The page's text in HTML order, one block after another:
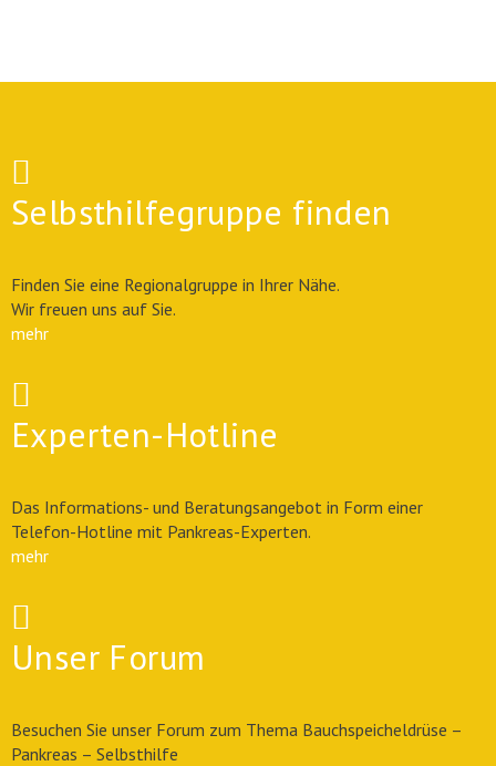
Selbsthilfegruppe finden
Finden Sie eine Regionalgruppe in Ihrer Nähe.
Wir freuen uns auf Sie.
mehr
Experten-Hotline
Das Informations- und Beratungsangebot in Form einer
Telefon-Hotline mit Pankreas-Experten.
mehr
Unser Forum
Besuchen Sie unser Forum zum Thema Bauchspeicheldrüse –
Pankreas – Selbsthilfe